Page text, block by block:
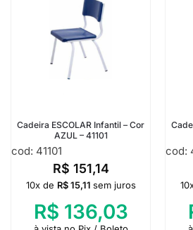
Cadeira ESCOLAR Infantil – Cor
AZUL – 41101
cod: 41101
R$ 151,14
10x de R$15,11 sem juros
R$ 136,03
cod: